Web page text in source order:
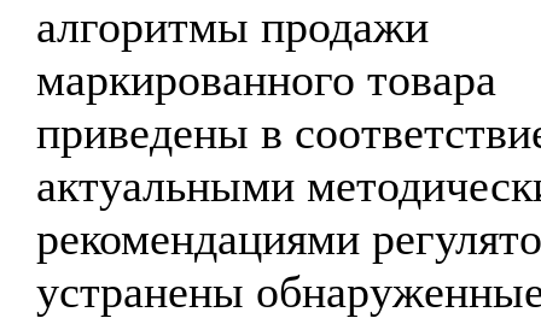
алгоритмы продажи
маркированного товара
приведены в
актуальными
рекомендациями
устранены